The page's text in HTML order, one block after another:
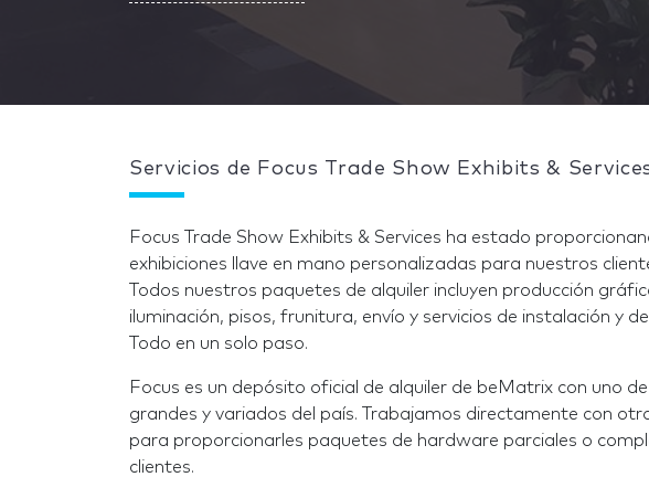
Servicios de Focus Trade Show Exhibits &
Focus Trade Show Exhibits & Services ha estado
exhibiciones llave en mano personalizadas para nuestros
Todos nuestros paquetes de alquiler incluyen producción
iluminación, pisos, frunitura, envío y servicios de instalación y
Todo en un solo paso.
Focus es un depósito oficial de alquiler de beMatrix con uno
grandes y variados del país. Trabajamos directamente con
para proporcionarles paquetes de hardware parciales o
clientes.